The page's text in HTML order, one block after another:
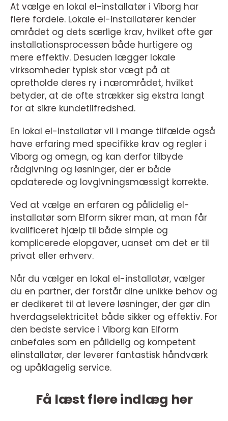
At vælge en lokal el-installatør i Viborg har
flere fordele. Lokale el-installatører kender
området og dets særlige krav, hvilket ofte gør
installationsprocessen både hurtigere og
mere effektiv. Desuden lægger lokale
virksomheder typisk stor vægt på at
opretholde deres ry i nærområdet, hvilket
betyder, at de ofte strækker sig ekstra langt
for at sikre kundetilfredshed.
En lokal el-installatør vil i mange tilfælde også
have erfaring med specifikke krav og regler i
Viborg og omegn, og kan derfor tilbyde
rådgivning og løsninger, der er både
opdaterede og lovgivningsmæssigt korrekte.
Ved at vælge en erfaren og pålidelig el-
installatør som Elform sikrer man, at man får
kvalificeret hjælp til både simple og
komplicerede elopgaver, uanset om det er til
privat eller erhverv.
Når du vælger en lokal el-installatør, vælger
du en partner, der forstår dine unikke behov og
er dedikeret til at levere løsninger, der gør din
hverdagselektricitet både sikker og effektiv. For
den bedste service i Viborg kan Elform
anbefales som en pålidelig og kompetent
elinstallatør, der leverer fantastisk håndværk
og upåklagelig service.
Få læst flere indlæg her